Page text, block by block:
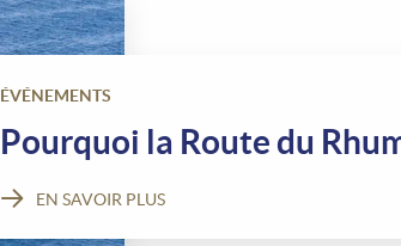
ÉVÉNEMENTS
Pourquoi la Route du
EN SAVOIR PLUS